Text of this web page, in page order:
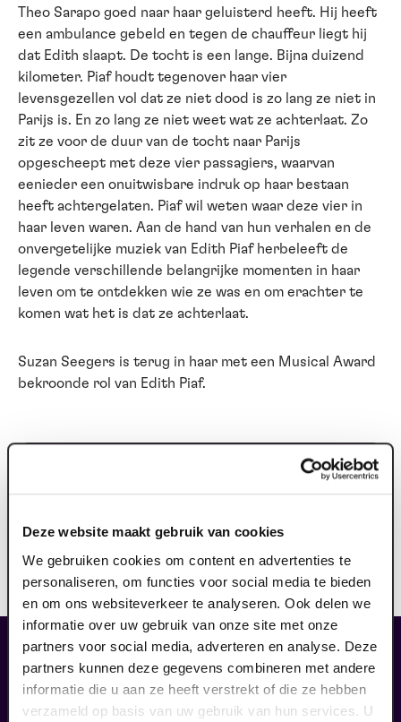
Deze website maakt gebruik van cookies
We gebruiken cookies om content en advertenties te
personaliseren, om functies voor social media te bieden
en om ons websiteverkeer te analyseren. Ook delen we
informatie over uw gebruik van onze site met onze
partners voor social media, adverteren en analyse. Deze
partners kunnen deze gegevens combineren met andere
informatie die u aan ze heeft verstrekt of die ze hebben
verzameld op basis van uw gebruik van hun services. U
Theo Sarapo goed naar haar geluisterd heeft. Hij heeft
een ambulance gebeld en tegen de chauffeur liegt hij
dat Edith slaapt. De tocht is een lange. Bijna duizend
kilometer. Piaf houdt tegenover haar vier
levensgezellen vol dat ze niet dood is zo lang ze niet in
Parijs is. En zo lang ze niet weet wat ze achterlaat. Zo
zit ze voor de duur van de tocht naar Parijs
opgescheept met deze vier passagiers, waarvan
eenieder een onuitwisbare indruk op haar bestaan
heeft achtergelaten. Piaf wil weten waar deze vier in
haar leven waren. Aan de hand van hun verhalen en de
onvergetelijke muziek van Edith Piaf herbeleeft de
legende verschillende belangrijke momenten in haar
leven om te ontdekken wie ze was en om erachter te
komen wat het is dat ze achterlaat.
Suzan Seegers is terug in haar met een Musical Award
bekroonde rol van Edith Piaf.
zondag 25 oktober 2026 -14.30 uur
reprise
vanaf: € 39,50
maak jouw bezoek compleet